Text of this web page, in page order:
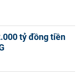
tỷ đồng tiền